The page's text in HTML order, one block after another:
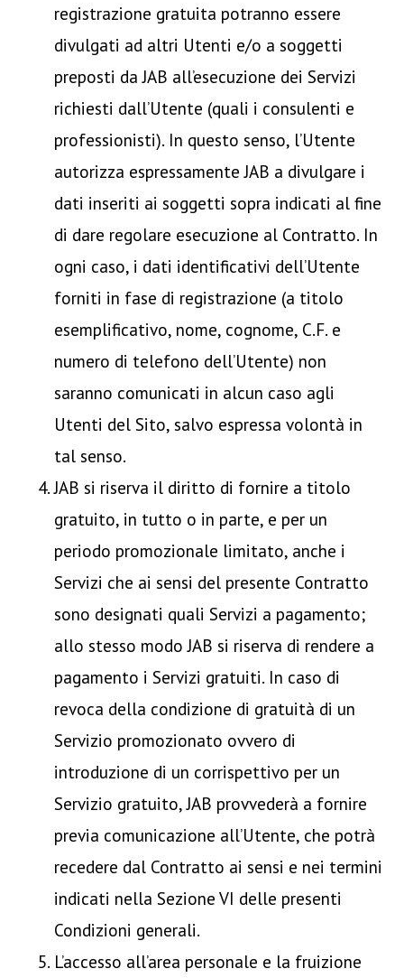
registrazione gratuita potranno essere
divulgati ad altri Utenti e/o a soggetti
preposti da JAB all’esecuzione dei Servizi
richiesti dall’Utente (quali i consulenti e
professionisti). In questo senso, l’Utente
autorizza espressamente JAB a divulgare i
dati inseriti ai soggetti sopra indicati al fine
di dare regolare esecuzione al Contratto. In
ogni caso, i dati identificativi dell’Utente
forniti in fase di registrazione (a titolo
esemplificativo, nome, cognome, C.F. e
numero di telefono dell’Utente) non
saranno comunicati in alcun caso agli
Utenti del Sito, salvo espressa volontà in
tal senso.
JAB si riserva il diritto di fornire a titolo
gratuito, in tutto o in parte, e per un
periodo promozionale limitato, anche i
Servizi che ai sensi del presente Contratto
sono designati quali Servizi a pagamento;
allo stesso modo JAB si riserva di rendere a
pagamento i Servizi gratuiti. In caso di
revoca della condizione di gratuità di un
Servizio promozionato ovvero di
introduzione di un corrispettivo per un
Servizio gratuito, JAB provvederà a fornire
previa comunicazione all’Utente, che potrà
recedere dal Contratto ai sensi e nei termini
indicati nella Sezione VI delle presenti
Condizioni generali.
L’accesso all’area personale e la fruizione